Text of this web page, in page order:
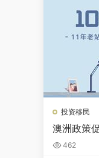
投资移民
澳洲政策
462